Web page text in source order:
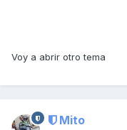
Voy a abrir otro tema
Mito